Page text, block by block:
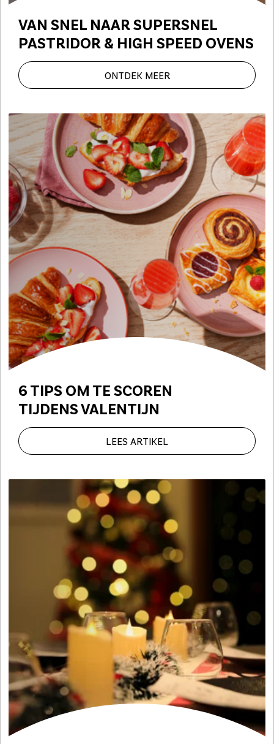
VAN SNEL NAAR SUPERSNEL
PASTRIDOR & HIGH SPEED OVENS
ONTDEK MEER
6 TIPS OM TE SCOREN
TIJDENS VALENTIJN
LEES ARTIKEL